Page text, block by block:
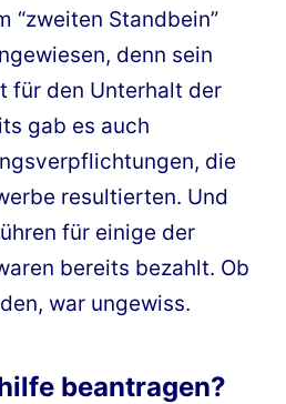
“zweiten Standbein”
denn sein
für den Unterhalt der
gab es auch
die
resultierten. Und
für einige der
bereits bezahlt. Ob
war ungewiss.
beantragen?